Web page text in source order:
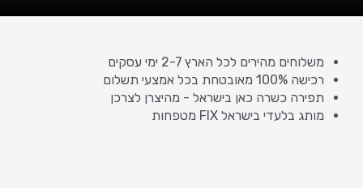
משלוחים מהירים לכל הארץ 2-7 ימי עסקים
רכישה 100% מאובטחת בכל אמצעי תשלום
תפירה כשרה כאן בישראל - מהיצרן לצרכן
מותג בלעדי בישראל FIX מטפחות